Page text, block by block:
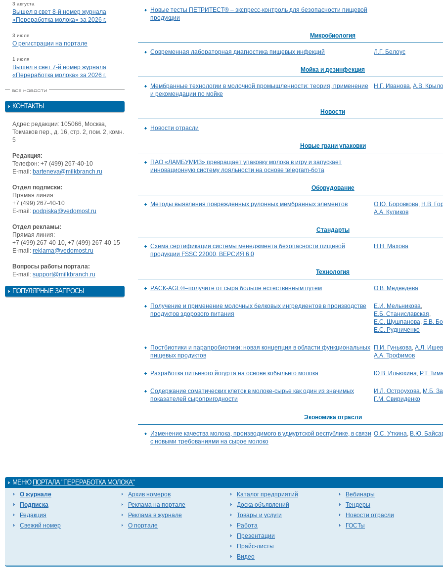
3 августа
Вышел в свет 8-й номер журнала
«Переработка молока» за 2026 г.
3 июля
О регистрации на портале
1 июля
Вышел в свет 7-й номер журнала
«Переработка молока» за 2026 г.
КОНТАКТЫ
Адрес редакции: 105066, Москва,
Токмаков пер., д. 16, стр. 2, пом. 2, комн.
5
Редакция:
Телефон: +7 (499) 267-40-10
E-mail: barteneva@milkbranch.ru
Отдел подписки:
Прямая линия:
+7 (499) 267-40-10
E-mail: podpiska@vedomost.ru
Отдел рекламы:
Прямая линия:
+7 (499) 267-40-10, +7 (499) 267-40-15
E-mail: reklama@vedomost.ru
Вопросы работы портала:
E-mail: support@milkbranch.ru
ПОПУЛЯРНЫЕ ЗАПРОСЫ
Новые тесты ПЕТРИТЕСТ® – экспресс-контроль для безопасности пищевой
продукции
Микробиология
Современная лабораторная диагностика пищевых инфекций Л.Г. Белоус
Мойка и дезинфекция
Мембранные технологии в молочной промышленности: теория, применение
и рекомендации по мойке
Н.Г. Иванова, А.В.
Новости
Новости отрасли
Новые грани упаковки
ПАО «ЛАМБУМИЗ» превращает упаковку молока в игру и запускает
инновационную систему лояльности на основе telegram-бота
Оборудование
Методы выявления поврежденных рулонных мембранных элементов О.Ю. Боровкова, Н.В.
А.А. Куликов
Стандарты
Схема сертификации системы менеджмента безопасности пищевой
продукции FSSC 22000, ВЕРСИЯ 6.0
Н.Н. Махова
Технология
PАСК-AGE®–получите от сыра больше естественным путем О.В. Медведева
Получение и применение молочных белковых ингредиентов в производстве
продуктов здорового питания
Е.И. Мельникова,
Е.Б. Станиславская,
Е.С. Шушпанова, Е.В.
Е.С. Рудниченко
Постбиотики и парапробиотики: новая концепция в области функциональных
пищевых продуктов
П.И. Гунькова, А.Л.
А.А. Трофимов
Разработка питьевого йогурта на основе кобыльего молока Ю.В. Ильюхина, Р.Т.
Содержание соматических клеток в молоке-сырье как один из значимых
показателей сыропригодности
И.Л. Остроухова, М.Б.
Г.М. Свириденко
Экономика отрасли
Изменение качества молока, производимого в удмуртской республике, в связи
с новыми требованиями на сырое молоко
О.С. Уткина, В.Ю.
МЕНЮ ПОРТАЛА "ПЕРЕРАБОТКА МОЛОКА"
О журнале
Подписка
Редакция
Свежий номер
Архив номеров
Реклама на портале
Реклама в журнале
О портале
Каталог предприятий
Доска объявлений
Товары и услуги
Работа
Презентации
Прайс-листы
Видео
Вебинары
Тендеры
Новости отрасли
ГОСТы